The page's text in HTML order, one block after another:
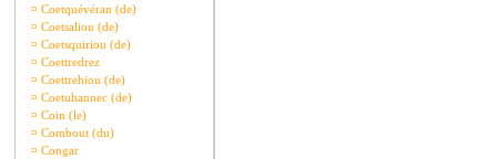
¤ Coetquévéran (de)
¤ Coetsaliou (de)
¤ Coetsquiriou (de)
¤ Coettredrez
¤ Coettrehiou (de)
¤ Coetuhannec (de)
¤ Coin (le)
¤ Combout (du)
¤ Congar